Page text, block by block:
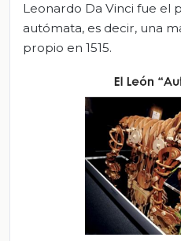
Leonardo Da Vinci fue el
autómata, es decir, una
propio en 1515.